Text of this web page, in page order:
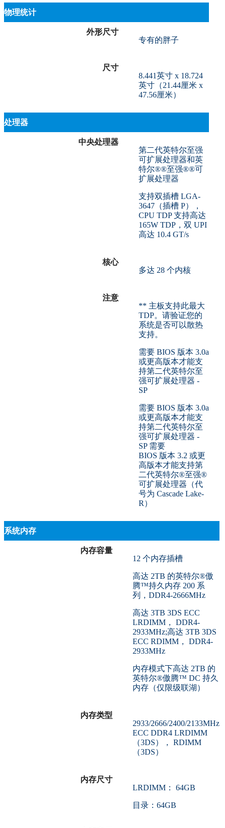
物理统计
外形尺寸
专有的胖子
尺寸
8.441英寸 x 18.724
英寸（21.44厘米 x
47.56厘米）
处理器
中央处理器
第二代英特尔至强
可扩展处理器和英
特尔®®至强®®可
扩展处理器
支持双插槽 LGA-
3647（插槽 P），
CPU TDP 支持高达
165W TDP，双 UPI
高达 10.4 GT/s
核心
多达 28 个内核
注意
** 主板支持此最大
TDP。请验证您的
系统是否可以散热
支持。
需要 BIOS 版本 3.0a
或更高版本才能支
持第二代英特尔至
强可扩展处理器 -
SP
需要 BIOS 版本 3.0a
或更高版本才能支
持第二代英特尔至
强可扩展处理器 -
SP 需要
BIOS 版本 3.2 或更
高版本才能支持第
二代英特尔®至强®
可扩展处理器（代
号为 Cascade Lake-
R）
系统内存
内存容量
12 个内存插槽
高达 2TB 的英特尔®傲
腾™持久内存 200 系
列，DDR4-2666MHz
高达 3TB 3DS ECC
LRDIMM， DDR4-
2933MHz;高达 3TB 3DS
ECC RDIMM， DDR4-
2933MHz
内存模式下高达 2TB 的
英特尔®傲腾™ DC 持久
内存（仅限级联湖）
内存类型
2933/2666/2400/2133MHz
ECC DDR4 LRDIMM
（3DS）， RDIMM
（3DS）
内存尺寸
LRDIMM： 64GB
目录：64GB